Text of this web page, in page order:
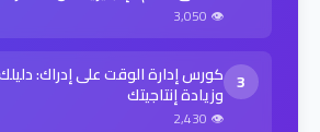
👁 3,050
3 كورس إدارة الوقت على إدراك:
وزيادة إنتاجيتك
👁 2,430